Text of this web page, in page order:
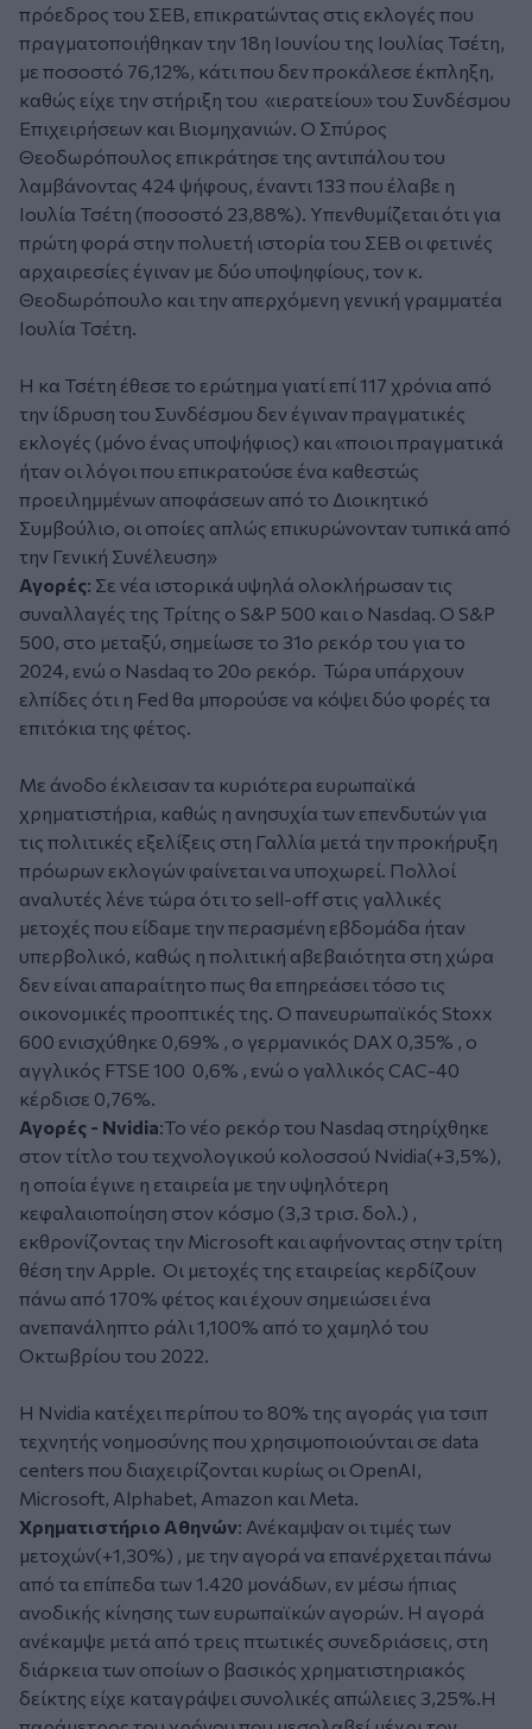
πρόεδρος του ΣΕΒ, επικρατώντας στις εκλογές που
πραγματοποιήθηκαν την 18η Ιουνίου της Ιουλίας Τσέτη,
με ποσοστό 76,12%, κάτι που δεν προκάλεσε έκπληξη,
καθώς είχε την στήριξη του «ιερατείου» του Συνδέσμου
Επιχειρήσεων και Βιομηχανιών. Ο Σπύρος
Θεοδωρόπουλος επικράτησε της αντιπάλου του
λαμβάνοντας 424 ψήφους, έναντι 133 που έλαβε η
Ιουλία Τσέτη (ποσοστό 23,88%). Υπενθυμίζεται ότι για
πρώτη φορά στην πολυετή ιστορία του ΣΕΒ οι φετινές
αρχαιρεσίες έγιναν με δύο υποψηφίους, τον κ.
Θεοδωρόπουλο και την απερχόμενη γενική γραμματέα
Ιουλία Τσέτη.
Η κα Τσέτη έθεσε το ερώτημα γιατί επί 117 χρόνια από
την ίδρυση του Συνδέσμου δεν έγιναν πραγματικές
εκλογές (μόνο ένας υποψήφιος) και «ποιοι πραγματικά
ήταν οι λόγοι που επικρατούσε ένα καθεστώς
προειλημμένων αποφάσεων από το Διοικητικό
Συμβούλιο, οι οποίες απλώς επικυρώνονταν τυπικά από
την Γενική Συνέλευση»
Αγορές: Σε νέα ιστορικά υψηλά ολοκλήρωσαν τις
συναλλαγές της Τρίτης ο S&P 500 και ο Nasdaq. Ο S&P
500, στο μεταξύ, σημείωσε το 31ο ρεκόρ του για το
2024, ενώ ο Nasdaq το 20ο ρεκόρ. Τώρα υπάρχουν
ελπίδες ότι η Fed θα μπορούσε να κόψει δύο φορές τα
επιτόκια της φέτος.
Με άνοδο έκλεισαν τα κυριότερα ευρωπαϊκά
χρηματιστήρια, καθώς η ανησυχία των επενδυτών για
τις πολιτικές εξελίξεις στη Γαλλία μετά την προκήρυξη
πρόωρων εκλογών φαίνεται να υποχωρεί. Πολλοί
αναλυτές λένε τώρα ότι το sell-off στις γαλλικές
μετοχές που είδαμε την περασμένη εβδομάδα ήταν
υπερβολικό, καθώς η πολιτική αβεβαιότητα στη χώρα
δεν είναι απαραίτητο πως θα επηρεάσει τόσο τις
οικονομικές προοπτικές της. O πανευρωπαϊκός Stoxx
600 ενισχύθηκε 0,69% , ο γερμανικός DAX 0,35% , ο
αγγλικός FTSE 100 0,6% , ενώ ο γαλλικός CAC-40
κέρδισε 0,76%.
Αγορές - Nvidia:Το νέο ρεκόρ του Nasdaq στηρίχθηκε
στον τίτλο του τεχνολογικού κολοσσού Nvidia(+3,5%),
η οποία έγινε η εταιρεία με την υψηλότερη
κεφαλαιοποίηση στον κόσμο (3,3 τρισ. δολ.) ,
εκθρονίζοντας την Microsoft και αφήνοντας στην τρίτη
θέση την Apple. Οι μετοχές της εταιρείας κερδίζουν
πάνω από 170% φέτος και έχουν σημειώσει ένα
ανεπανάληπτο ράλι 1,100% από το χαμηλό του
Οκτωβρίου του 2022.
Η Nvidia κατέχει περίπου το 80% της αγοράς για τσιπ
τεχνητής νοημοσύνης που χρησιμοποιούνται σε data
centers που διαχειρίζονται κυρίως οι OpenAI,
Microsoft, Alphabet, Amazon και Meta.
Χρηματιστήριο Αθηνών: Ανέκαμψαν οι τιμές των
μετοχών(+1,30%) , με την αγορά να επανέρχεται πάνω
από τα επίπεδα των 1.420 μονάδων, εν μέσω ήπιας
ανοδικής κίνησης των ευρωπαϊκών αγορών. Η αγορά
ανέκαμψε μετά από τρεις πτωτικές συνεδριάσεις, στη
διάρκεια των οποίων ο βασικός χρηματιστηριακός
δείκτης είχε καταγράψει συνολικές απώλειες 3,25%.Η